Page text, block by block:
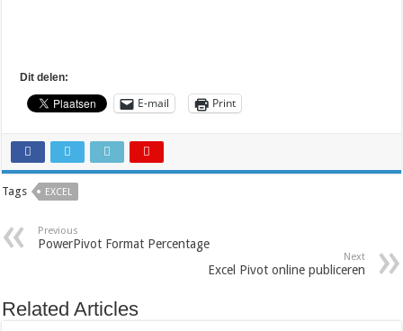
Dit delen:
E-mail Print
Tags EXCEL
Previous
PowerPivot Format Percentage
Next
Excel Pivot online publiceren
Related Articles